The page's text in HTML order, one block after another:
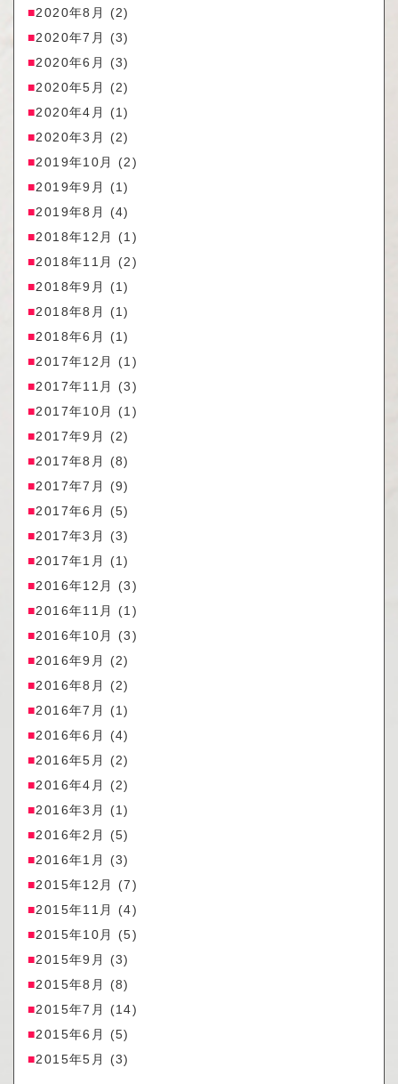
2020年8月
(2)
2020年7月
(3)
2020年6月
(3)
2020年5月
(2)
2020年4月
(1)
2020年3月
(2)
2019年10月
(2)
2019年9月
(1)
2019年8月
(4)
2018年12月
(1)
2018年11月
(2)
2018年9月
(1)
2018年8月
(1)
2018年6月
(1)
2017年12月
(1)
2017年11月
(3)
2017年10月
(1)
2017年9月
(2)
2017年8月
(8)
2017年7月
(9)
2017年6月
(5)
2017年3月
(3)
2017年1月
(1)
2016年12月
(3)
2016年11月
(1)
2016年10月
(3)
2016年9月
(2)
2016年8月
(2)
2016年7月
(1)
2016年6月
(4)
2016年5月
(2)
2016年4月
(2)
2016年3月
(1)
2016年2月
(5)
2016年1月
(3)
2015年12月
(7)
2015年11月
(4)
2015年10月
(5)
2015年9月
(3)
2015年8月
(8)
2015年7月
(14)
2015年6月
(5)
2015年5月
(3)